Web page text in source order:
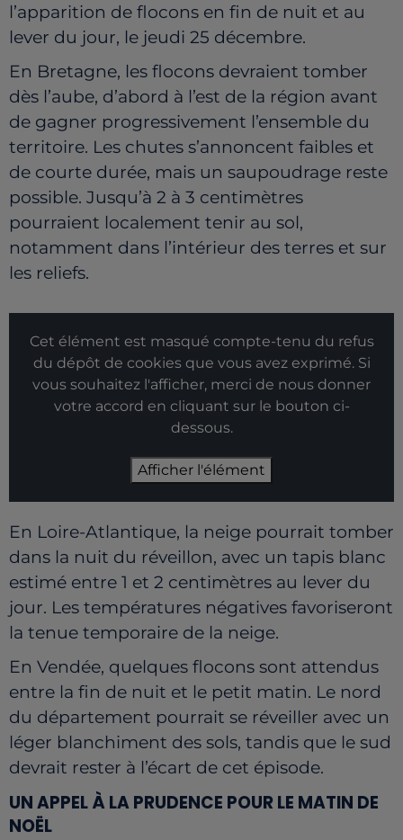
l’apparition de flocons en fin de nuit et au
lever du jour, le jeudi 25 décembre.
En Bretagne, les flocons devraient tomber
dès l’aube, d’abord à l’est de la région avant
de gagner progressivement l’ensemble du
territoire. Les chutes s’annoncent faibles et
de courte durée, mais un saupoudrage reste
possible. Jusqu’à 2 à 3 centimètres
pourraient localement tenir au sol,
notamment dans l’intérieur des terres et sur
les reliefs.
Cet élément est masqué compte-tenu du refus
du dépôt de cookies que vous avez exprimé. Si
vous souhaitez l'afficher, merci de nous donner
votre accord en cliquant sur le bouton ci-
dessous.
Afficher l'élément
En Loire-Atlantique, la neige pourrait tomber
dans la nuit du réveillon, avec un tapis blanc
estimé entre 1 et 2 centimètres au lever du
jour. Les températures négatives favoriseront
la tenue temporaire de la neige.
En Vendée, quelques flocons sont attendus
entre la fin de nuit et le petit matin. Le nord
du département pourrait se réveiller avec un
léger blanchiment des sols, tandis que le sud
devrait rester à l’écart de cet épisode.
UN APPEL À LA PRUDENCE POUR LE MATIN DE
NOËL